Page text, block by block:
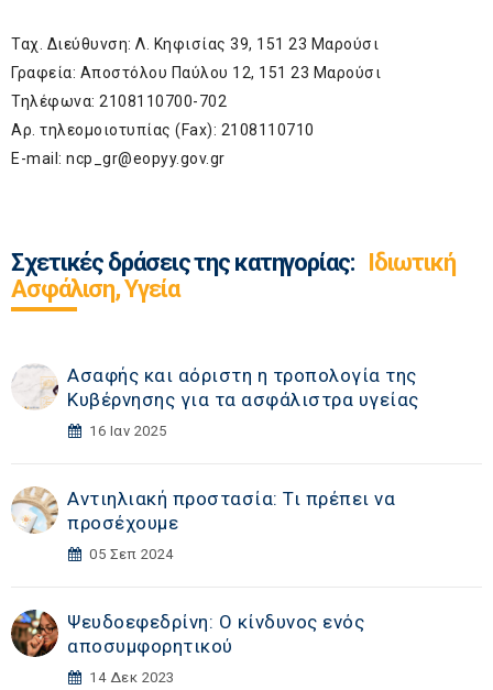
Ταχ. Διεύθυνση: Λ. Κηφισίας 39, 151 23 Μαρούσι
Γραφεία: Αποστόλου Παύλου 12, 151 23 Μαρούσι
Τηλέφωνα: 2108110700-702
Αρ. τηλεομοιοτυπίας (Fax): 2108110710
E-mail: ncp_gr@eopyy.gov.gr
Σχετικές δράσεις της κατηγορίας: Ιδιωτική
Ασφάλιση, Υγεία
Ασαφής και αόριστη η τροπολογία της
Κυβέρνησης για τα ασφάλιστρα υγείας
16 Ιαν 2025
Αντιηλιακή προστασία: Τι πρέπει να
προσέχουμε
05 Σεπ 2024
Ψευδοεφεδρίνη: Ο κίνδυνος ενός
αποσυμφορητικού
14 Δεκ 2023